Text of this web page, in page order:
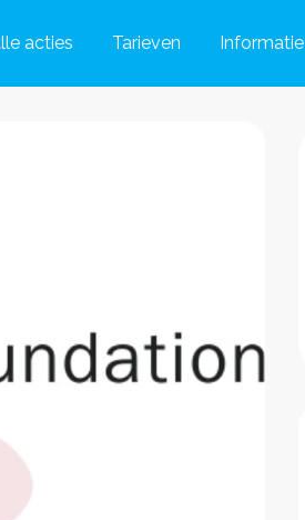
acties Tarieven Informatie